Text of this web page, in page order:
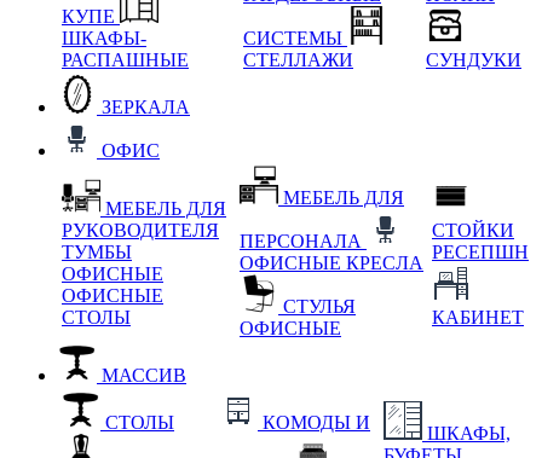
КУПЕ
ШКАФЫ-
РАСПАШНЫЕ
СИСТЕМЫ
СТЕЛЛАЖИ
СУНДУКИ
ЗЕРКАЛА
ОФИС
МЕБЕЛЬ ДЛЯ
РУКОВОДИТЕЛЯ
ТУМБЫ
ОФИСНЫЕ
ОФИСНЫЕ
СТОЛЫ
МЕБЕЛЬ ДЛЯ
ПЕРСОНАЛА
ОФИСНЫЕ КРЕСЛА
СТУЛЬЯ
ОФИСНЫЕ
СТОЙКИ
РЕСЕПШН
КАБИНЕТ
МАССИВ
СТОЛЫ КОМОДЫ И
ШКАФЫ,